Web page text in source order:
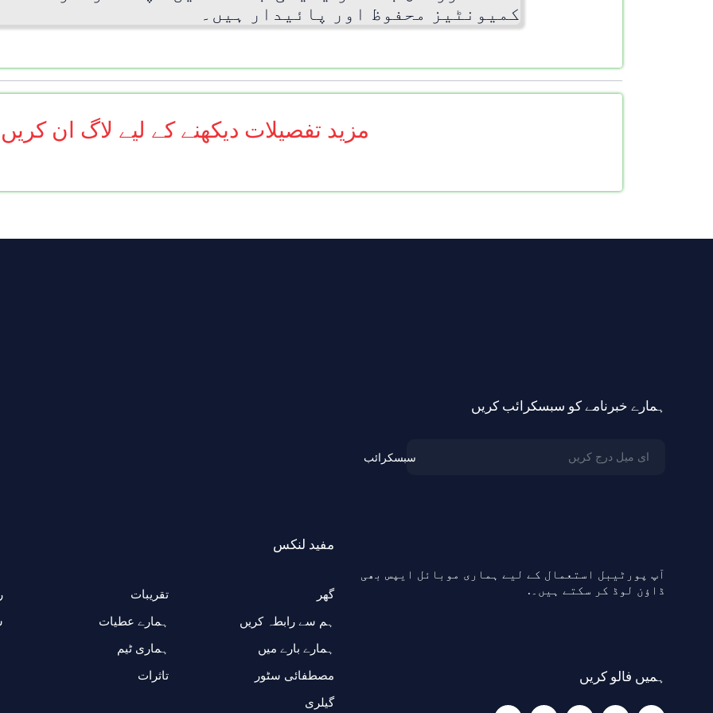
کمیونٹیز محفوظ اور پائیدار ہیں۔
مزید تفصیلات دیکھنے کے لیے لاگ ان
ہمارے خبرنامے کو سبسکرائب کریں
سبسکرائب
آپ پورٹیبل استعمال کے لیے ہماری موبائل ایپس بھی
ڈاؤن لوڈ کر سکتے ہیں۔.
ہمیں فالو کریں
مفید لنکس
گھر
ہم سے رابطہ کریں
ہمارے بارے میں
مصطفائی سٹور
گیلری
تقریبات
ہمارے عطیات
ہماری ٹیم
تاثرات